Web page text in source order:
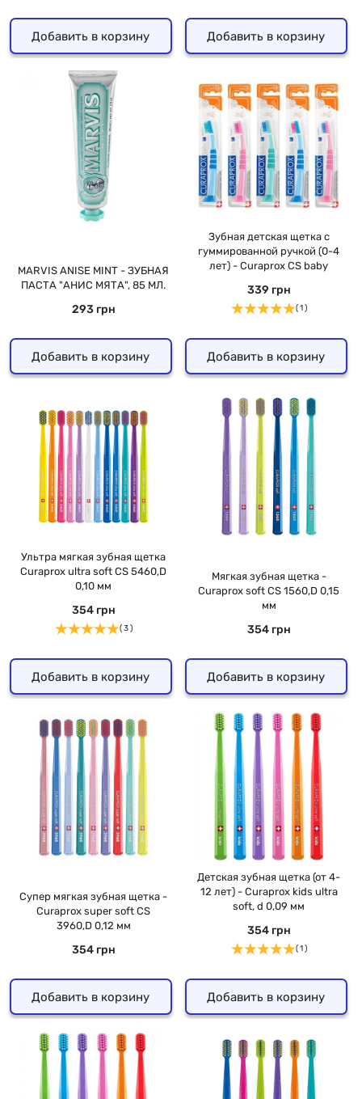
Добавить в корзину Добавить в корзину
MARVIS ANISE MINT - ЗУБНАЯ
ПАСТА "АНИС МЯТА", 85 МЛ.
293 грн
Добавить в корзину
Зубная детская щетка с
гуммированной ручкой (0-4
лет) - Curaprox CS baby
339 грн
( 1 )
Добавить в корзину
Ультра мягкая зубная щетка
Curaprox ultra soft CS 5460,D
0,10 мм
354 грн
( 3 )
Добавить в корзину
Мягкая зубная щетка -
Curaprox soft CS 1560,D 0,15
мм
354 грн
Добавить в корзину
Супер мягкая зубная щетка -
Curaprox super soft CS
3960,D 0,12 мм
354 грн
Добавить в корзину
Детская зубная щетка (от 4-
12 лет) - Curaprox kids ultra
soft, d 0,09 мм
354 грн
( 1 )
Добавить в корзину